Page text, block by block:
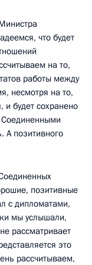
что будет
на то,
работы между
несмотря на то,
и будет сохранено
Соединенными
позитивного
позитивные
с дипломатами,
мы услышали,
рассматривает
это
рассчитываем,